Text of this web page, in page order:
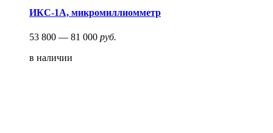
ИКС-1А, микромиллиомметр
53 800 — 81 000 руб.
в наличии